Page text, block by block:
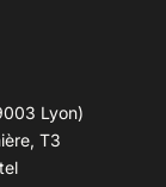
Lyon)
T3